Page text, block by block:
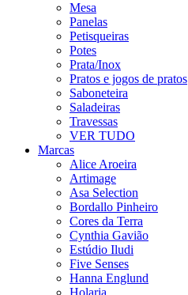
Mesa
Panelas
Petisqueiras
Potes
Prata/Inox
Pratos e jogos de pratos
Saboneteira
Saladeiras
Travessas
VER TUDO
Marcas
Alice Aroeira
Artimage
Asa Selection
Bordallo Pinheiro
Cores da Terra
Cynthia Gavião
Estúdio Iludi
Five Senses
Hanna Englund
Holaria